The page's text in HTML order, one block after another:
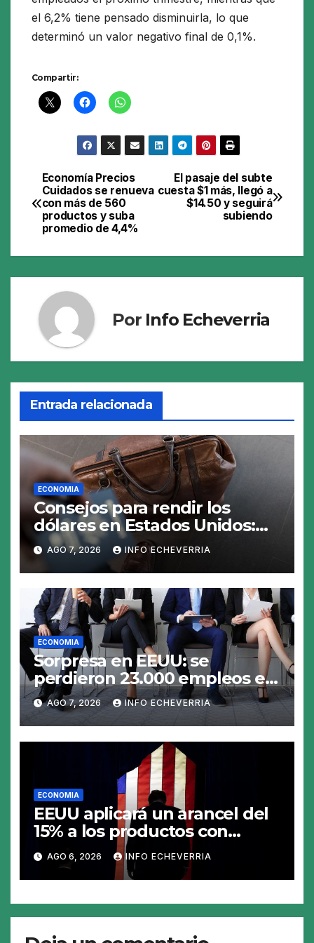
el 6,2% tiene pensado disminuirla, lo que
determinó un valor negativo final de 0,1%.
Compartir:
Navegación
de
entradas
El pasaje del subte
cuesta $1 más, llegó a
$14.50 y seguirá
subiendo
Economía Precios
Cuidados se renueva
con más de 560
productos y suba
promedio de 4,4%
Por Info Echeverria
Entrada relacionada
ECONOMIA
Consejos para rendir los
dólares en Estados Unidos:
claves para no gastar de más
en el viaje
AGO 7, 2026 INFO ECHEVERRIA
ECONOMIA
Sorpresa en EEUU: se
perdieron 23.000 empleos en
julio y el mercado recalcula
las perspectivas para las tasas
AGO 7, 2026 INFO ECHEVERRIA
ECONOMIA
EEUU aplicará un arancel del
15% a los productos con
polisilicio para frenar el
avance de China
AGO 6, 2026 INFO ECHEVERRIA